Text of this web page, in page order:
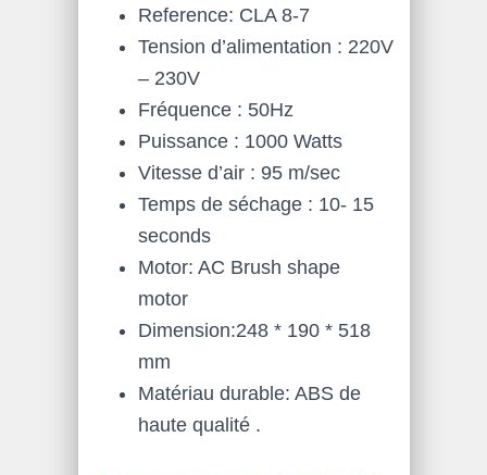
Reference: CLA 8-7
Tension d’alimentation : 220V
– 230V
Fréquence : 50Hz
Puissance : 1000 Watts
Vitesse d’air : 95 m/sec
Temps de séchage : 10- 15
seconds
Motor: AC Brush shape
motor
Dimension:248 * 190 * 518
mm
Matériau durable: ABS de
haute qualité .